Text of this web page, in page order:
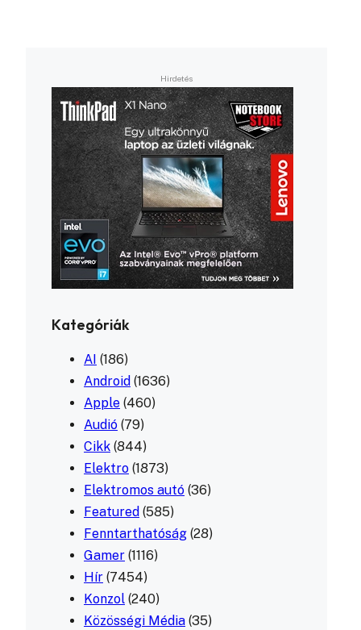
Kategóriák
AI (186)
Android (1636)
Apple (460)
Audió (79)
Cikk (844)
Elektro (1873)
Elektromos autó (36)
Featured (585)
Fenntarthatóság (28)
Gamer (1116)
Hír (7454)
Konzol (240)
Közösségi Média (35)